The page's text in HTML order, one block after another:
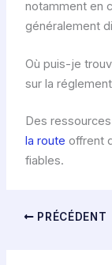
notamment en
généralement
Où puis-je
sur la
Des
la route offrent
fiables.
PRÉCÉDENT